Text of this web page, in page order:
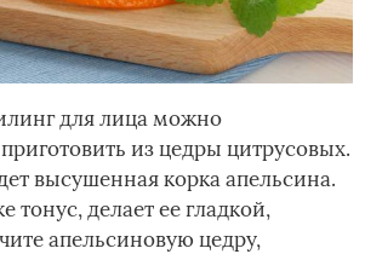
для лица можно
из цедры цитрусовых.
высушенная корка апельсина.
тонус, делает ее гладкой,
апельсиновую цедру,